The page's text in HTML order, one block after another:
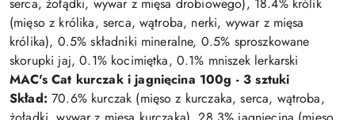
serca, żołądki, wywar z mięsa drobiowego), 18.4% królik
(mięso z królika, serca, wątroba, nerki, wywar z mięsa
królika), 0.5% składniki mineralne, 0.5% sproszkowane
skorupki jaj, 0.1% kocimiętka, 0.1% mniszek lerkarski
MAC's Cat kurczak i jagnięcina 100g - 3 sztuki
Skład: 70.6% kurczak (mięso z kurczaka, serca, wątroba,